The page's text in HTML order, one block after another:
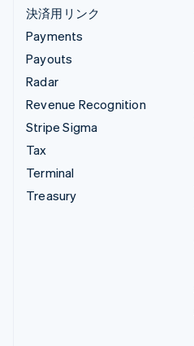
決済用リンク
Payments
Payouts
Radar
Revenue Recognition
Stripe Sigma
Tax
Terminal
Treasury